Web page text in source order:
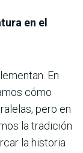
en el
En
cómo
pero en
la tradición
la historia